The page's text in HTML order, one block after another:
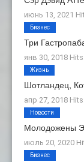
июнь 13, 2021
Три
янв 30, 2018
Бизнес
Шотландец,
апр 27, 2018
Жизнь
Молодожены
июль 20, 2020
Новости
Бизнес